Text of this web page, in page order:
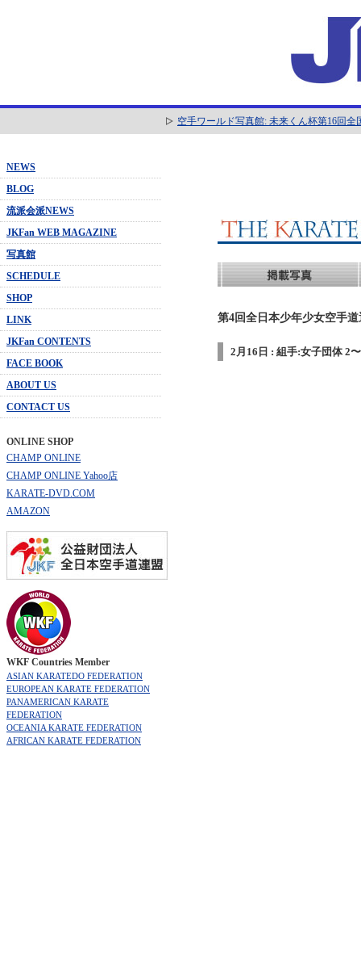
空手ワールド写真館: 未来くん杯第16回
NEWS
BLOG
流派会派NEWS
JKFan WEB MAGAZINE
写真館
SCHEDULE
SHOP
LINK
JKFan CONTENTS
FACE BOOK
ABOUT US
CONTACT US
ONLINE SHOP
CHAMP ONLINE
CHAMP ONLINE Yahoo店
KARATE-DVD.COM
AMAZON
WKF Countries Member
ASIAN KARATEDO FEDERATION
EUROPEAN KARATE FEDERATION
PANAMERICAN KARATE
FEDERATION
OCEANIA KARATE FEDERATION
AFRICAN KARATE FEDERATION
第4回全日本少年少女空手
2月16日 : 組手:女子団体 2